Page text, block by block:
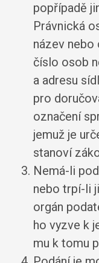
popřípadě
Právnická
název
číslo osob
a adresu
pro
označení
jemuž je
stanoví
Nemá-li
nebo trpí-li
orgán
ho vyzve k
mu k tomu